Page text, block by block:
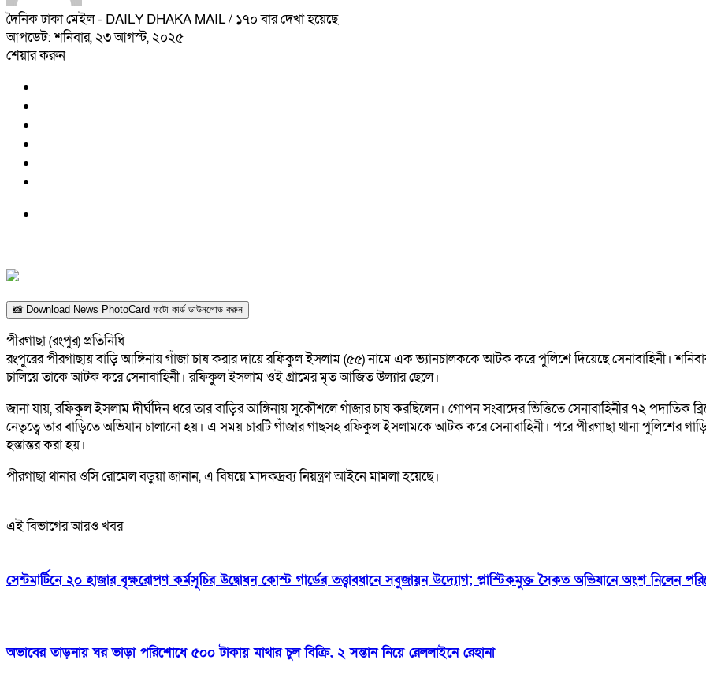
দৈনিক ঢাকা মেইল - DAILY DHAKA MAIL/ ১৭০ বার দেখা হয়েছে
আপডেট: শনিবার, ২৩ আগস্ট, ২০২৫
শেয়ার করুন
📸 Download News PhotoCard ফটো কার্ড ডাউনলোড করুন
পীরগাছা (রংপুর) প্রতিনিধি
রংপুরের পীরগাছায় বাড়ি আঙ্গিনায় গাঁজা চাষ করার দায়ে রফিকুল ইসলাম (৫৫) নামে এক ভ্যানচালককে আটক করে পুলিশে দিয়েছে সেনাবাহিনী।
চালিয়ে তাকে আটক করে সেনাবাহিনী। রফিকুল ইসলাম ওই গ্রামের মৃত আজিত উল্যার ছেলে।
জানা যায়, রফিকুল ইসলাম দীর্ঘদিন ধরে তার বাড়ির আঙ্গিনায় সুকৌশলে গাঁজার চাষ করছিলেন। গোপন সংবাদের ভিত্তিতে সেনাবাহিনীর ৭২ পদাতিক
নেতৃত্বে তার বাড়িতে অভিযান চালানো হয়। এ সময় চারটি গাঁজার গাছসহ রফিকুল ইসলামকে আটক করে সেনাবাহিনী। পরে পীরগাছা থানা পুলিশের
হস্তান্তর করা হয়।
পীরগাছা থানার ওসি রোমেল বড়ুয়া জানান, এ বিষয়ে মাদকদ্রব্য নিয়ন্ত্রণ আইনে মামলা হয়েছে।
এই বিভাগের আরও খবর
সেন্টমার্টিনে ২০ হাজার বৃক্ষরোপণ কর্মসূচির উদ্বোধন কোস্ট গার্ডের তত্ত্বাবধানে সবুজায়ন উদ্যোগ; প্লাস্টিকমুক্ত সৈকত অভিযানে অংশ নিলেন
অভাবের তাড়নায় ঘর ভাড়া পরিশোধে ৫০০ টাকায় মাথার চুল বিক্রি, ২ সন্তান নিয়ে রেললাইনে রেহানা